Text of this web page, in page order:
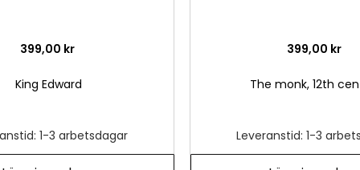
399,00 kr
King Edward
1-3 arbetsdagar
399,00 kr
The monk, 12th
Leveranstid: 1-3